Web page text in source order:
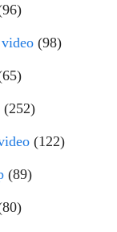
(98)
(252)
(122)
(89)